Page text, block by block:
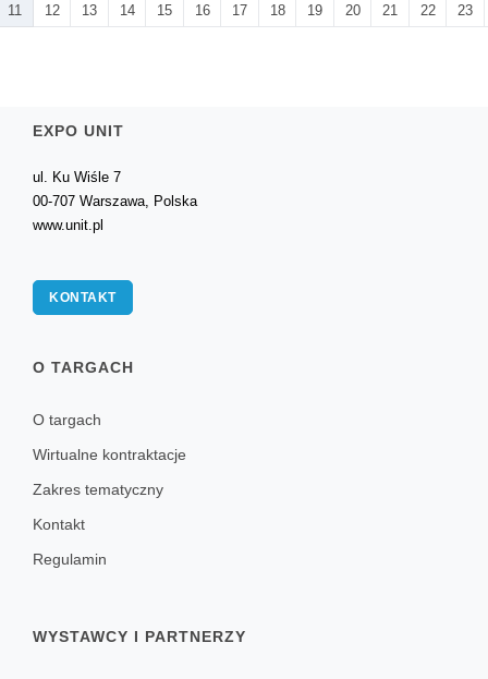
11 12 13 14 15 16 17 18 19 20 21 22 23
EXPO UNIT
ul. Ku Wiśle 7
00-707 Warszawa, Polska
www.unit.pl
KONTAKT
O TARGACH
O targach
Wirtualne kontraktacje
Zakres tematyczny
Kontakt
Regulamin
WYSTAWCY I PARTNERZY